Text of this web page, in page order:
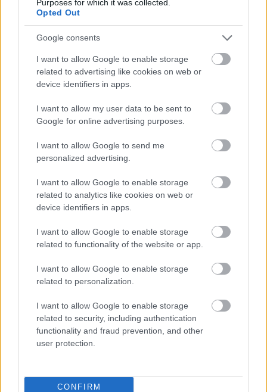
Purposes for which it was collected.
Opted Out
Google consents
I want to allow Google to enable storage
related to advertising like cookies on web or
device identifiers in apps.
I want to allow my user data to be sent to
Google for online advertising purposes.
I want to allow Google to send me
personalized advertising.
I want to allow Google to enable storage
related to analytics like cookies on web or
device identifiers in apps.
I want to allow Google to enable storage
related to functionality of the website or app.
I want to allow Google to enable storage
related to personalization.
I want to allow Google to enable storage
related to security, including authentication
functionality and fraud prevention, and other
user protection.
CONFIRM
- Ez lett volna az akkor megnyílt Pesti Színház első
előadása.
De csak a második lett, s főleg a
szakma zarándokolt megnézni többször is. Olyanok,
mint Pilinszky János vagy Jancsó Adrienn. A közönség
akkor még nem volt hozzászokva az ilyen típusú
darabokhoz.
- S ha már Pilinszkyt említette, hadd mondjak
néhány nevet. Kosztolányi Dezső.
napig az egyik legnagyobb költőnek tartom.
- Pálos Rozita?
Venczel Vera: -Csináltak róla egy műsort a
rádióban, s engem választott ki arra, hogy
elmondjam a verseit. Bakonyszombathelyen, egy
általános iskolában tanított, s moziban látta a Ványa
bácsi szovjet filmváltozatát, amelyben én
szinkronizáltam Szonyát. Annyira megmaradt
benne, hogy kérte, én mondjam el a verseit. Nem
értem rá, ennek ellenére elküldte a kötetét, amelynek
az volt a címe, hogy Úton. Elolvastam, és azonnal
egyik különleges egyénisége.